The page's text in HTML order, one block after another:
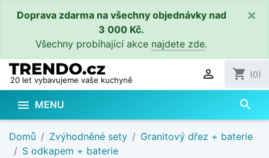
Doprava zdarma na všechny objednávky nad
3 000 Kč.
Všechny probíhající akce najdete zde.
×
20 let vybavujeme vaše kuchyně  shopping_cart (0)
 MENU search
Domů Zvýhodněné sety
Granitový dřez + baterie
S odkapem + baterie